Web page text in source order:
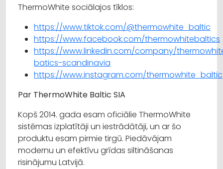
ThermoWhite sociālajos tīklos:
https://www.tiktok.com/@thermowhite_baltic
https://www.facebook.com/thermowhitebaltics
https://www.linkedin.com/company/
batics-scandinavia
https://www.instagram.com/thermowhite_baltic
Par ThermoWhite Baltic SIA
Kopš 2014. gada esam oficiālie ThermoWhite
sistēmas izplatītāji un iestrādātāji, un ar šo
produktu esam pirmie tirgū. Piedāvājam
modernu un efektīvu grīdas siltināšanas
risinājumu Latvijā.